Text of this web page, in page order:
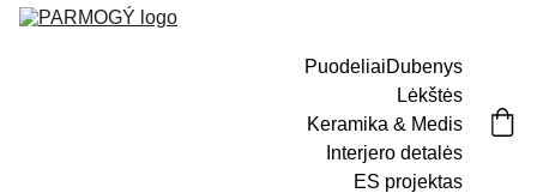
PuodeliaiDubenys
Lėkštės
Keramika & Medis
Interjero detalės
ES projektas